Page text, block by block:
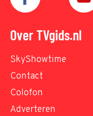
Over TVgids.nl
SkyShowtime
Contact
Colofon
Adverteren